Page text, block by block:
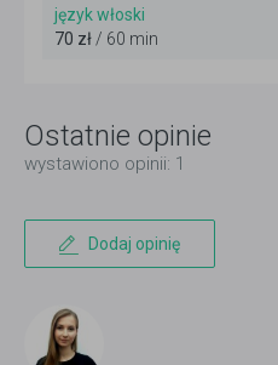
język włoski
70 zł/ 60 min
Ostatnie opinie
wystawiono opinii: 1
Dodaj opinię